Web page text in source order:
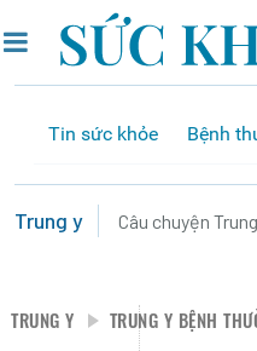
Tin sức khỏe Bệnh
Trung y Câu chuyện
TRUNG Y TRUNG Y BỆNH